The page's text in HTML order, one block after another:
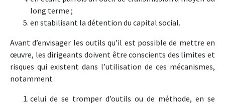
long terme ;
en stabilisant la détention du capital social.
Avant d’envisager les outils qu’il est possible de mettre en
œuvre, les dirigeants doivent être conscients des limites et
risques qui existent dans l’utilisation de ces mécanismes,
notamment :
celui de se tromper d’outils ou de méthode, en se